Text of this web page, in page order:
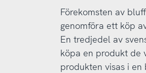
Förekomsten av
genomföra ett köp
En tredjedel av
köpa en produkt de
produkten visas i